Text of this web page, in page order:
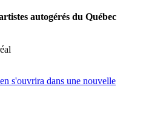
autogérés du Québec
s'ouvrira dans une nouvelle